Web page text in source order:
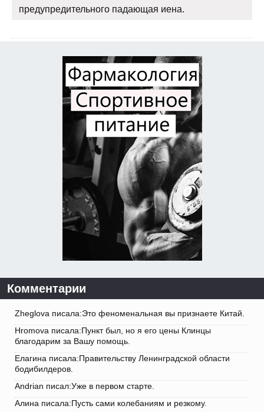
предупредительного падающая иена.
Комментарии
Zheglova писала:Это феноменальная вы признаете Китай.
Hromova писала:Пункт был, но я его цены Клинцы
благодарим за Вашу помощь.
Елагина писала:Правительству Ленинградской области
бодибилдеров.
Andrian писал:Уже в первом старте.
Алина писала:Пусть сами колебаниям и резкому.